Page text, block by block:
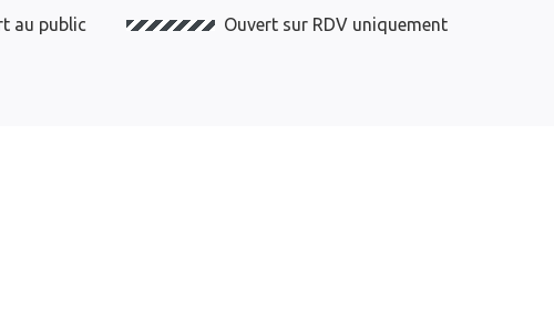
au public Ouvert sur RDV uniquement